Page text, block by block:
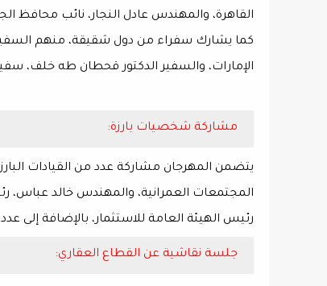
القاهرة، والمهندس عادل النجار، نائب محافظ
كما يشارك سفراء من دول شقيقة، منهم السفير
الإمارات، والسفير الدكتور قحطان طه خلف،
مشاركة شخصيات بارزة:
يتضمن المهرجان مشاركة عدد من القيادات
المجتمعات العمرانية، والمهندس خالد عباس،
رئيس الهيئة العامة للاستثمار، بالإضافة
جلسة نقاشية عن القطاع العقاري: